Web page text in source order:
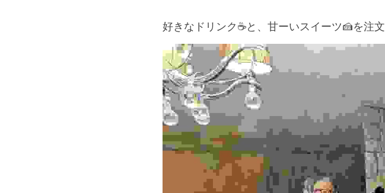
好きなドリンク☕と、甘ーいスイーツ🍰を注文